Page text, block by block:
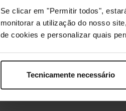
Se clicar em "Permitir todos",
monitorar a utilização do nosso
de cookies e personalizar quais
Tecnicamente necessário